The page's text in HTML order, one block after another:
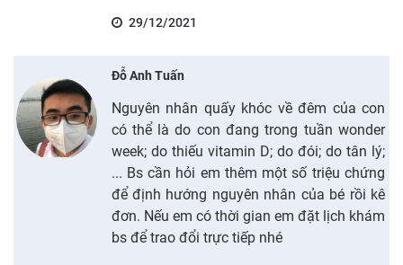
29/12/2021
Đỗ Anh Tuấn
Nguyên nhân quấy khóc về đêm của con
có thể là do con đang trong tuần wonder
week; do thiếu vitamin D; do đói; do tân lý;
... Bs cần hỏi em thêm một số triệu chứng
để định hướng nguyên nhân của bé rồi kê
đơn. Nếu em có thời gian em đặt lịch khám
bs để trao đổi trực tiếp nhé